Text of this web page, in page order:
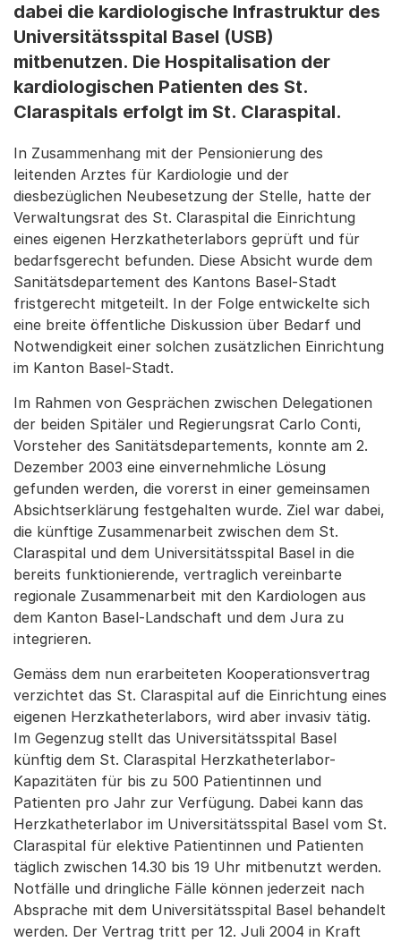
dabei die kardiologische Infrastruktur des
Universitätsspital Basel (USB)
mitbenutzen. Die Hospitalisation der
kardiologischen Patienten des St.
Claraspitals erfolgt im St. Claraspital.
In Zusammenhang mit der Pensionierung des
leitenden Arztes für Kardiologie und der
diesbezüglichen Neubesetzung der Stelle, hatte der
Verwaltungsrat des St. Claraspital die Einrichtung
eines eigenen Herzkatheterlabors geprüft und für
bedarfsgerecht befunden. Diese Absicht wurde dem
Sanitätsdepartement des Kantons Basel-Stadt
fristgerecht mitgeteilt. In der Folge entwickelte sich
eine breite öffentliche Diskussion über Bedarf und
Notwendigkeit einer solchen zusätzlichen Einrichtung
im Kanton Basel-Stadt.
Im Rahmen von Gesprächen zwischen Delegationen
der beiden Spitäler und Regierungsrat Carlo Conti,
Vorsteher des Sanitätsdepartements, konnte am 2.
Dezember 2003 eine einvernehmliche Lösung
gefunden werden, die vorerst in einer gemeinsamen
Absichtserklärung festgehalten wurde. Ziel war dabei,
die künftige Zusammenarbeit zwischen dem St.
Claraspital und dem Universitätsspital Basel in die
bereits funktionierende, vertraglich vereinbarte
regionale Zusammenarbeit mit den Kardiologen aus
dem Kanton Basel-Landschaft und dem Jura zu
integrieren.
Gemäss dem nun erarbeiteten Kooperationsvertrag
verzichtet das St. Claraspital auf die Einrichtung eines
eigenen Herzkatheterlabors, wird aber invasiv tätig.
Im Gegenzug stellt das Universitätsspital Basel
künftig dem St. Claraspital Herzkatheterlabor-
Kapazitäten für bis zu 500 Patientinnen und
Patienten pro Jahr zur Verfügung. Dabei kann das
Herzkatheterlabor im Universitätsspital Basel vom St.
Claraspital für elektive Patientinnen und Patienten
täglich zwischen 14.30 bis 19 Uhr mitbenutzt werden.
Notfälle und dringliche Fälle können jederzeit nach
Absprache mit dem Universitätsspital Basel behandelt
werden. Der Vertrag tritt per 12. Juli 2004 in Kraft